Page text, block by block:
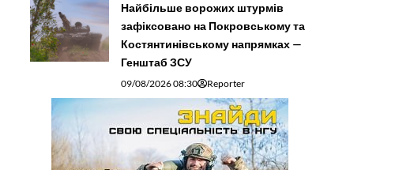
Найбільше ворожих штурмів
зафіксовано на Покровському та
Костянтинівському напрямках —
Генштаб ЗСУ
09/08/2026 08:30 Reporter